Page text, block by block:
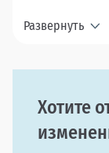
Развернуть
Хотите